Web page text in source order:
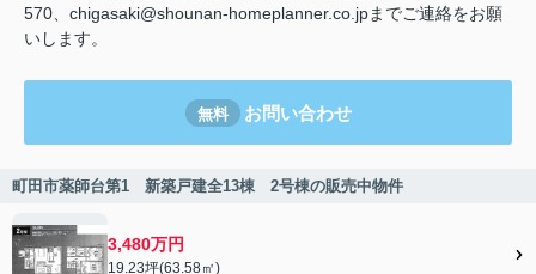
570、chigasaki@shounan-homeplanner.co.jpまでご連絡をお願
いします。
無料 お問い合わせ
町田市薬師台第1 新築戸建全13棟 2号棟の販売中物件
3,480万円
19.23坪(63.58㎡)